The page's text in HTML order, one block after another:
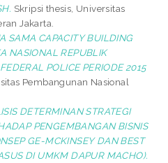
Skripsi thesis, Universitas
Jakarta.
SAMA CAPACITY BUILDING
NASIONAL REPUBLIK
POLICE PERIODE 2015
Pembangunan Nasional
DETERMINAN STRATEGI
PENGEMBANGAN BISNIS
GE-MCKINSEY DAN BEST
DI UMKM DAPUR MACHO).